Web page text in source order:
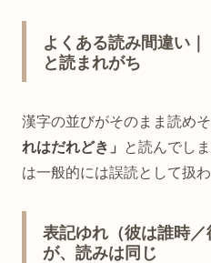
よくある読み間違い｜
と読まれがち
漢字の並びがそのまま読め
れはだれどき」
と読んでし
は一般的には誤読として扱わ
表記ゆれ（彼は誰時
が、読みは同じ